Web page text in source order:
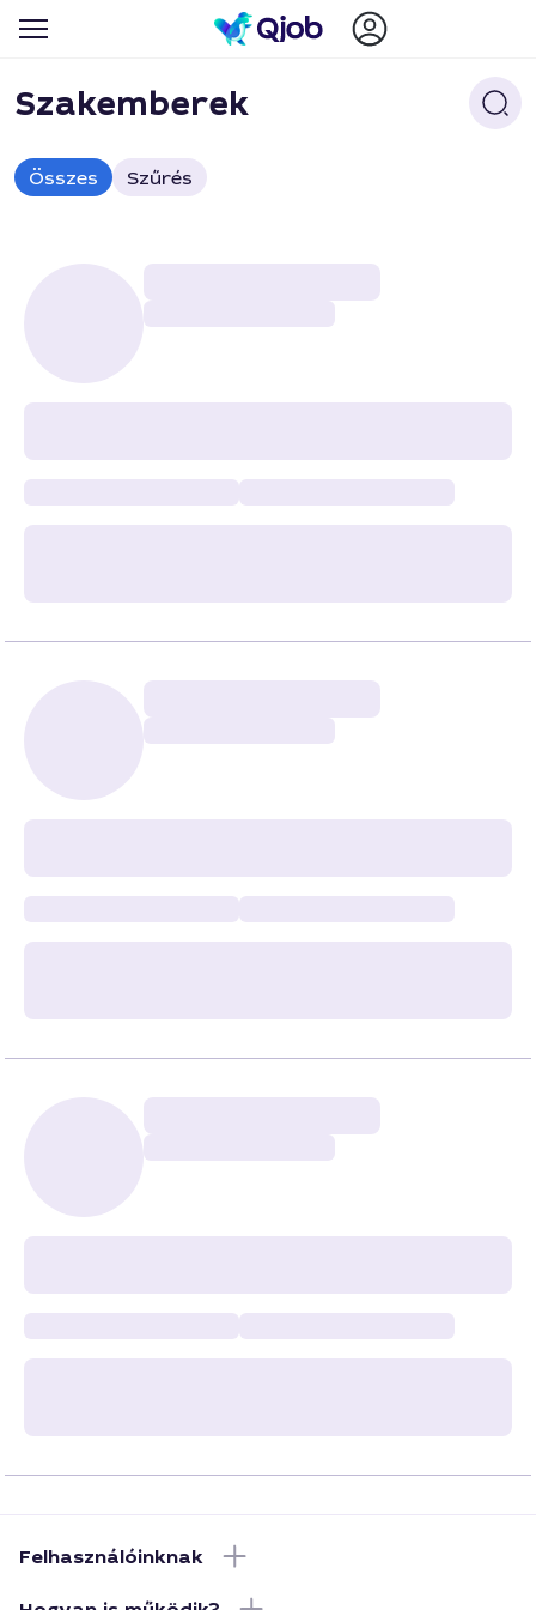
Szakemberek
Összes Szűrés
Felhasználóinknak